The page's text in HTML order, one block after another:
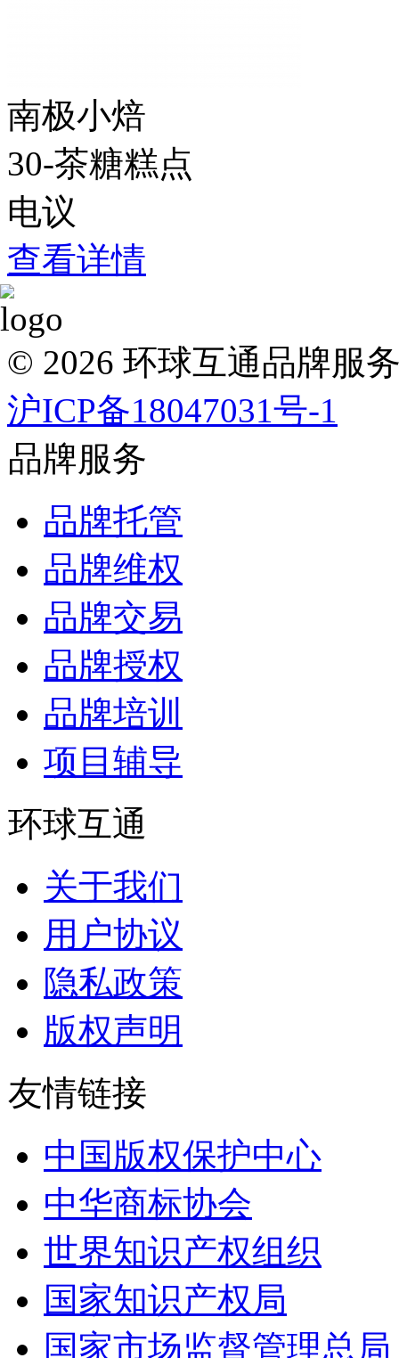
南极小焙
30-茶糖糕点
电议
查看详情
© 2026 环球互通品牌服
沪ICP备18047031号-1
品牌服务
品牌托管
品牌维权
品牌交易
品牌授权
品牌培训
项目辅导
环球互通
关于我们
用户协议
隐私政策
版权声明
友情链接
中国版权保护中心
中华商标协会
世界知识产权组织
国家知识产权局
国家市场监督管理总局